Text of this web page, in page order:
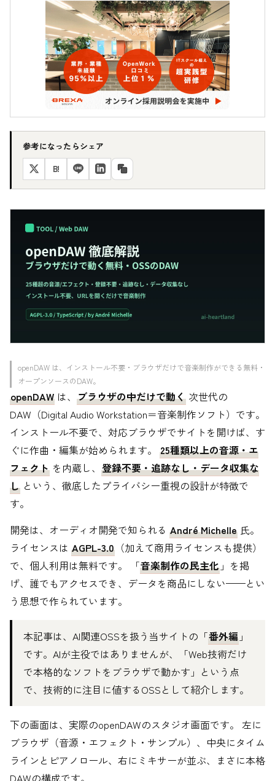
参考になったらシェア
B!
openDAW は、インストール不要・ブラウザだけで音楽制作ができる無料・
オープンソースのDAW。
openDAW は、 ブラウザの中だけで動く 次世代の
DAW（Digital Audio Workstation＝音楽制作ソフト）です。
インストール不要で、対応ブラウザでサイトを開けば、す
ぐに作曲・編集が始められます。 25種類以上の音源・エ
フェクト を内蔵し、 登録不要・追跡なし・データ収集な
し という、徹底したプライバシー重視の設計が特徴で
す。
開発は、オーディオ開発で知られる André Michelle 氏。
ライセンスは AGPL-3.0 （加えて商用ライセンスも提供）
で、個人利用は無料です。 「音楽制作の民主化 」を掲
げ、誰でもアクセスでき、データを商品にしない——とい
う思想で作られています。
本記事は、AI関連OSSを扱う当サイトの「番外編 」
です。AIが主役ではありませんが、「Web技術だけ
で本格的なソフトをブラウザで動かす」という点
で、技術的に注目に値するOSSとして紹介します。
下の画面は、実際のopenDAWのスタジオ画面です。 左に
ブラウザ（音源・エフェクト・サンプル）、中央にタイム
ラインとピアノロール、右にミキサーが並ぶ、まさに本格
DAWの構成です。